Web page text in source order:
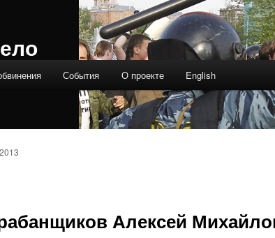
События О проекте English
Алексей